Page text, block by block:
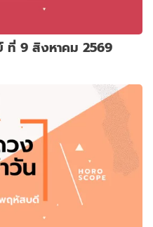
ที่ 9 สิงหาคม 2569